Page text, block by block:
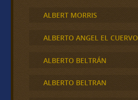
ALBERT MORRIS
ALBERTO ANGEL EL CUERVO
ALBERTO BELTRÁN
ALBERTO BELTRAN